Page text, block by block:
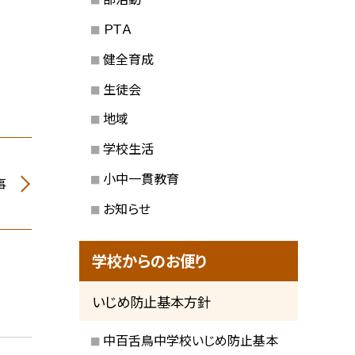
ＰＴＡ
健全育成
生徒会
地域
学校生活
小中一貫教育
お知らせ
学校からのお便り
いじめ防止基本方針
中百舌鳥中学校いじめ防止基本